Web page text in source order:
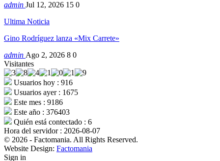
admin Jul 12, 2026 15 0
Ultima Noticia
Gino Rodríguez lanza «Mix Carrete»
admin Ago 2, 2026 8 0
Visitantes
Usuarios hoy : 916
Usuarios ayer : 1675
Este mes : 9186
Este año : 376403
Quién está contectado : 6
Hora del servidor : 2026-08-07
© 2026 - Factomania. All Rights Reserved.
Website Design: Factomania
Sign in